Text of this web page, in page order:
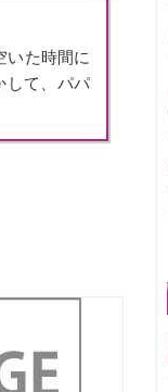
いた時間に
して、パパ